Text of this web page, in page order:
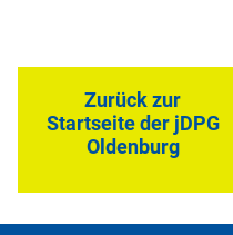
Zurück zur
Startseite der jDPG
Oldenburg